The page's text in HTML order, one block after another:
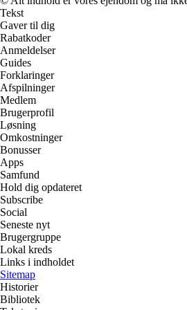
Tekst
Gaver til dig
Rabatkoder
Anmeldelser
Guides
Forklaringer
Afspilninger
Medlem
Brugerprofil
Løsning
Omkostninger
Bonusser
Apps
Samfund
Hold dig opdateret
Subscribe
Social
Seneste nyt
Brugergruppe
Lokal kreds
Links i indholdet
Sitemap
Historier
Bibliotek